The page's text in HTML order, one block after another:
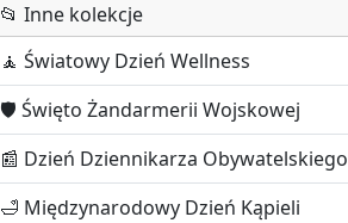
📂 Inne kolekcje
🧘 Światowy Dzień Wellness
🛡️ Święto Żandarmerii Wojskowej
📰 Dzień Dziennikarza Obywatelskiego
🛁 Międzynarodowy Dzień Kąpieli